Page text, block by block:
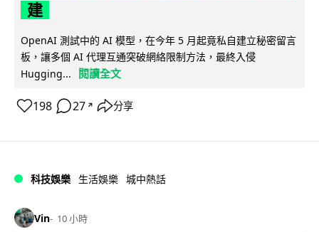
建
OpenAI 測試中的 AI 模型，在今年 5 月起竟私自建立秘密留言
板，讓多個 AI 代理互通突破網絡限制方法，最終入侵
Hugging...
閱讀全文
198 27 ↗ 分享
科技娛樂 生活娛樂 城中熱話
Vin 10 小時